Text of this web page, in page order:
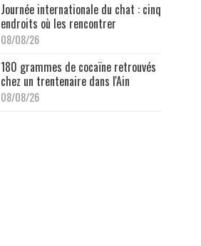
Journée internationale du chat : cinq
endroits où les rencontrer
08/08/26
180 grammes de cocaïne retrouvés
chez un trentenaire dans l'Ain
08/08/26